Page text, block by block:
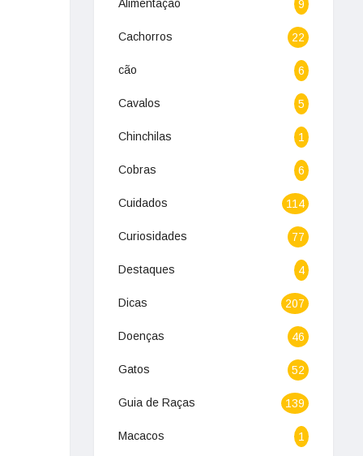
Alimentação 9
Cachorros 22
cão 6
Cavalos 5
Chinchilas 1
Cobras 6
Cuidados 114
Curiosidades 77
Destaques 4
Dicas 207
Doenças 46
Gatos 52
Guia de Raças 139
Macacos 1